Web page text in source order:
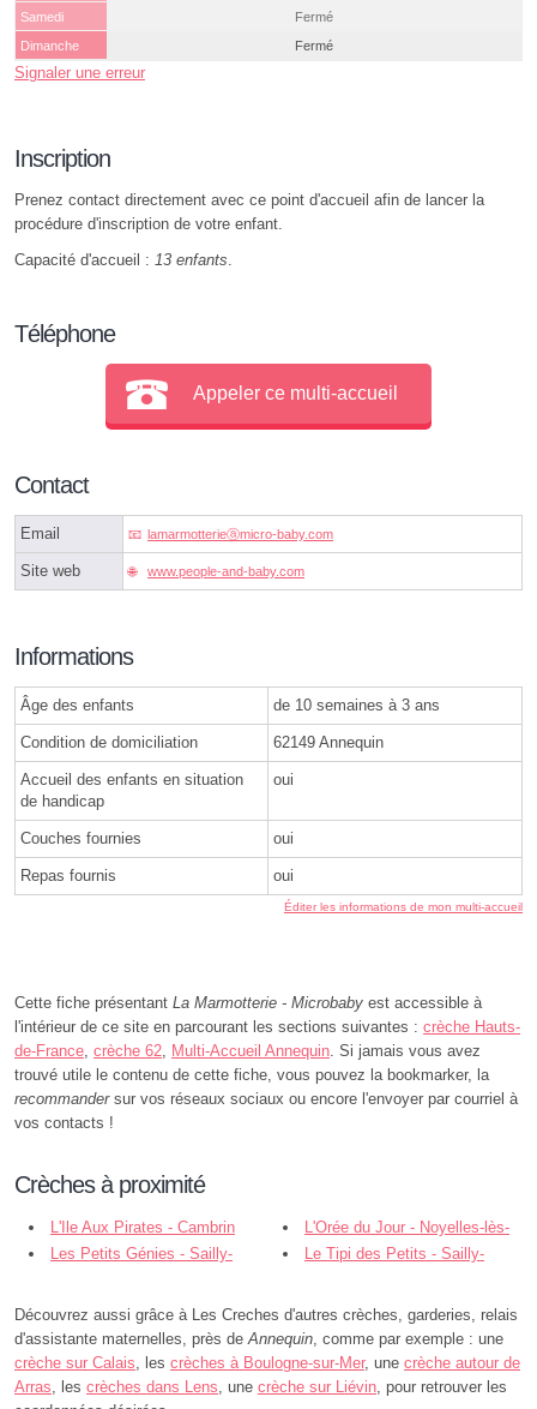
Samedi
Fermé
Dimanche
Fermé
Signaler une erreur
Inscription
Prenez contact directement avec ce point d'accueil afin de lancer la
procédure d'inscription de votre enfant.
Capacité d'accueil : 13 enfants
Téléphone
Appeler ce multi-accueil
Contact
Email lamarmotterieⓐmicro-baby.com
Site web www.people-and-baby.com
Informations
Âge des enfants de 10 semaines à 3 ans
Condition de domiciliation 62149 Annequin
Accueil des enfants en situation
de handicap
oui
Couches fournies oui
Repas fournis oui
Éditer les informations de mon multi-accueil
Cette fiche présentant La Marmotterie - Microbaby est accessible à
l'intérieur de ce site en parcourant les sections suivantes : crèche Hauts-
de-France crèche 62 Multi-Accueil Annequin . Si jamais vous avez
trouvé utile le contenu de cette fiche, vous pouvez la bookmarker, la
recommandersur vos réseaux sociaux ou encore l'envoyer par courriel à
vos contacts !
Crèches à proximité
L'Ile Aux Pirates - Cambrin
L'Orée du Jour - Noyelles-lès-
Vermelles
Les Petits Génies - Sailly-
Le Tipi des Petits - Sailly-
Découvrez aussi grâce à Les Creches d'autres crèches, garderies, relais
d'assistante maternelles, près de Annequin , comme par exemple : une
crèche sur Calais , les crèches à Boulogne-sur-Mer, une crèche autour de
Arras , les crèches dans Lens , une crèche sur Liévin , pour retrouver les